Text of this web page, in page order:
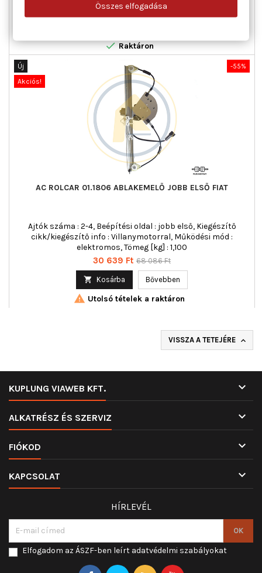
Ár
23 382 FtNormál
31 176 Ft
Raktáron
-55%
Új
Akciós!
AC ROLCAR 01.1806 ABLAKEMELŐ JOBB ELSŐ FIAT
Ajtók száma : 2-4, Beépítési oldal : jobb első, Kiegészítő
cikk/kiegészítő info : Villanymotorral, Működési mód :
elektromos, Tömeg [kg] : 1,100
Ár
30 639 Ft Normál
68 086 Ft
 Kosárba Bővebben
 Utolsó tételek a raktáron
VISSZA A TETEJÉRE 
KUPLUNG VIAWEB KFT. 
ALKATRÉSZ ÉS SZERVIZ 
FIÓKOD 
KAPCSOLAT 
HÍRLEVÉL
Elfogadom az ÁSZF-ben leírt adatvédelmi szabályokat
Összes elfogadása